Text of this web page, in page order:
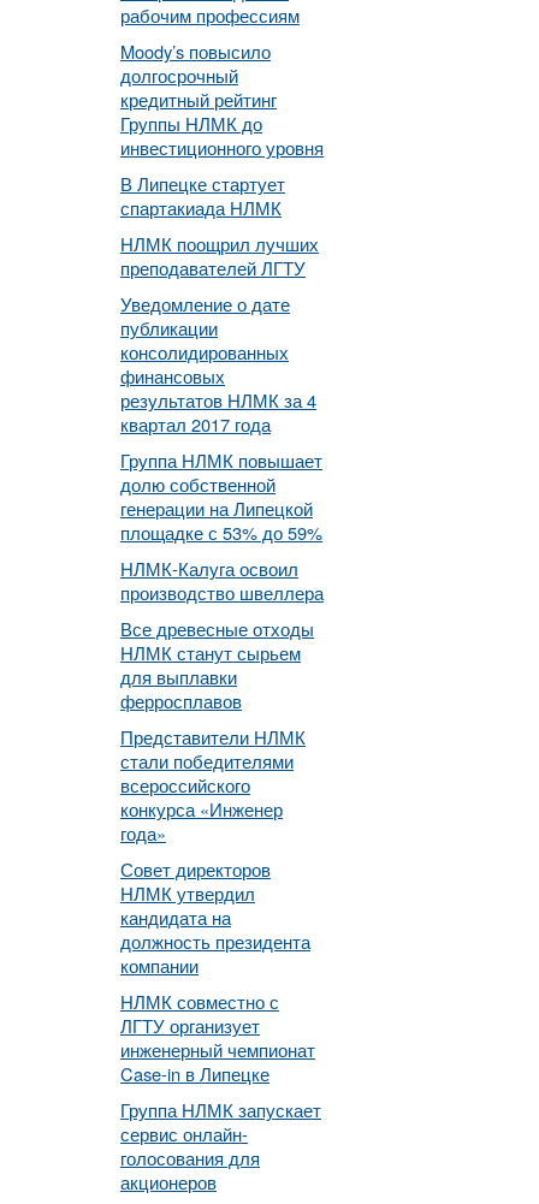
рабочим профессиям
Moody’s повысило
долгосрочный
кредитный рейтинг
Группы НЛМК до
инвестиционного уровня
В Липецке стартует
спартакиада НЛМК
НЛМК поощрил лучших
преподавателей ЛГТУ
Уведомление о дате
публикации
консолидированных
финансовых
результатов НЛМК за 4
квартал 2017 года
Группа НЛМК повышает
долю собственной
генерации на Липецкой
площадке с 53% до 59%
НЛМК-Калуга освоил
производство швеллера
Все древесные отходы
НЛМК станут сырьем
для выплавки
ферросплавов
Представители НЛМК
стали победителями
всероссийского
конкурса «Инженер
года»
Совет директоров
НЛМК утвердил
кандидата на
должность президента
компании
НЛМК совместно с
ЛГТУ организует
инженерный чемпионат
Case-in в Липецке
Группа НЛМК запускает
сервис онлайн-
голосования для
акционеров